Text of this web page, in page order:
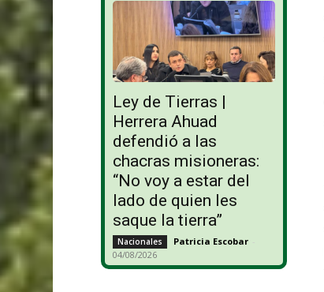
Ley de Tierras |
Herrera Ahuad
defendió a las
chacras misioneras:
“No voy a estar del
lado de quien les
saque la tierra”
Nacionales Patricia Escobar -
04/08/2026